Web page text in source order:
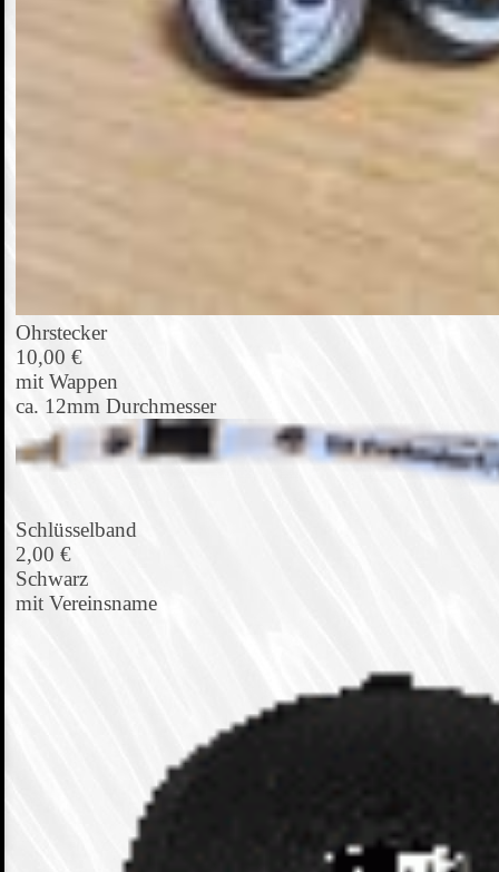
Ohrstecker
10,00 €
mit Wappen
ca. 12mm Durchmesser
Schlüsselband
2,00 €
Schwarz
mit Vereinsname